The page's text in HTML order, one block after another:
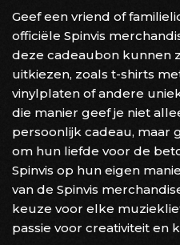
Geef een vriend of
officiële Spinvis
deze cadeaubon kunnen
uitkiezen, zoals t-shirts
vinylplaten of andere
die manier geef je niet
persoonlijk cadeau, maar
om hun liefde voor de
Spinvis op hun eigen
van de Spinvis
keuze voor elke
passie voor creativiteit en